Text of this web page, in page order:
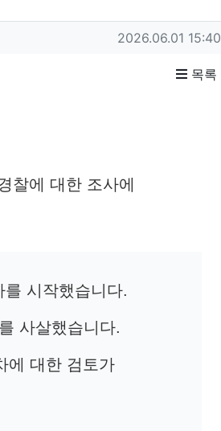
작성일
2026.06.01 15:40
목록
찰에 대한 조사에
시작했습니다.
사살했습니다.
에 대한 검토가